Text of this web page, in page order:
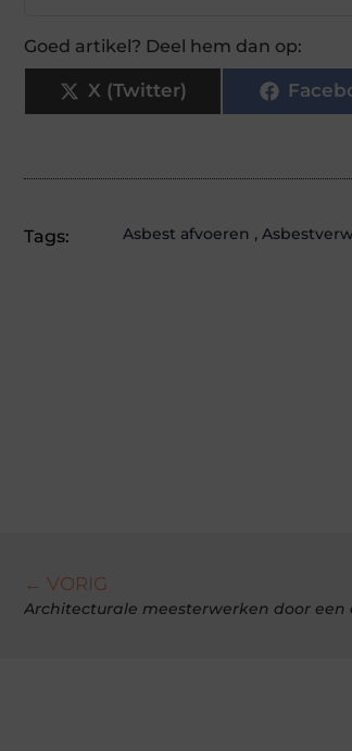
Goed artikel? Deel hem dan op:
X (Twitter)
Tags: Asbest afvoeren ,
← VORIG
Architecturale meesterwerken door